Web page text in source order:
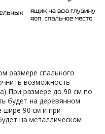
размере спального
возможность
При размере до 90 см по
будет на деревянном
шире 90 см и при
на металлическом